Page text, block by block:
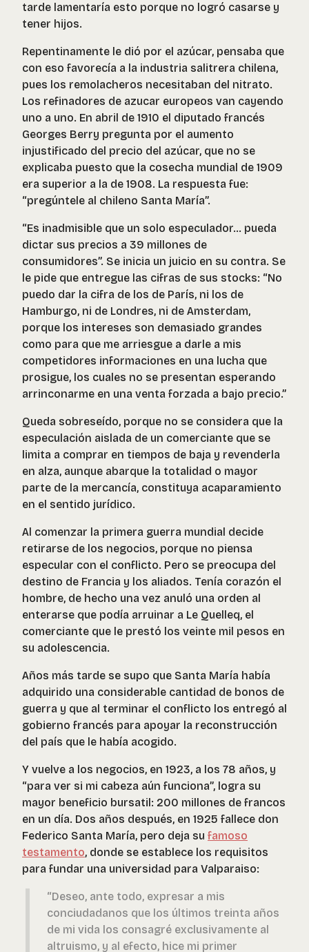
tarde lamentaría esto porque no logró casarse y
tener hijos.
Repentinamente le dió por el azúcar, pensaba que
con eso favorecía a la industria salitrera chilena,
pues los remolacheros necesitaban del nitrato.
Los refinadores de azucar europeos van cayendo
uno a uno. En abril de 1910 el diputado francés
Georges Berry pregunta por el aumento
injustificado del precio del azúcar, que no se
explicaba puesto que la cosecha mundial de 1909
era superior a la de 1908. La respuesta fue:
“pregúntele al chileno Santa María”.
“Es inadmisible que un solo especulador... pueda
dictar sus precios a 39 millones de
consumidores”. Se inicia un juicio en su contra. Se
le pide que entregue las cifras de sus stocks: “No
puedo dar la cifra de los de París, ni los de
Hamburgo, ni de Londres, ni de Amsterdam,
porque los intereses son demasiado grandes
como para que me arriesgue a darle a mis
competidores informaciones en una lucha que
prosigue, los cuales no se presentan esperando
arrinconarme en una venta forzada a bajo precio.”
Queda sobreseído, porque no se considera que la
especulación aislada de un comerciante que se
limita a comprar en tiempos de baja y revenderla
en alza, aunque abarque la totalidad o mayor
parte de la mercancía, constituya acaparamiento
en el sentido jurídico.
Al comenzar la primera guerra mundial decide
retirarse de los negocios, porque no piensa
especular con el conflicto. Pero se preocupa del
destino de Francia y los aliados. Tenía corazón el
hombre, de hecho una vez anuló una orden al
enterarse que podía arruinar a Le Quelleq, el
comerciante que le prestó los veinte mil pesos en
su adolescencia.
Años más tarde se supo que Santa María había
adquirido una considerable cantidad de bonos de
guerra y que al terminar el conflicto los entregó al
gobierno francés para apoyar la reconstrucción
del país que le había acogido.
Y vuelve a los negocios, en 1923, a los 78 años, y
“para ver si mi cabeza aún funciona”, logra su
mayor beneficio bursatil: 200 millones de francos
en un día. Dos años después, en 1925 fallece don
Federico Santa María, pero deja su famoso
testamento, donde se establece los requisitos
para fundar una universidad para Valparaiso:
“Deseo, ante todo, expresar a mis
conciudadanos que los últimos treinta años
de mi vida los consagré exclusivamente al
altruismo, y al efecto, hice mi primer